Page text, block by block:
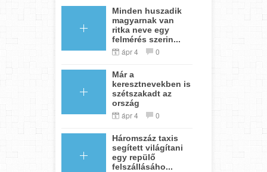
Minden huszadik
magyarnak van
ritka neve egy
felmérés szerin...
ápr 4 0
Már a
keresztnevekben is
szétszakadt az
ország
ápr 4 0
Háromszáz taxis
segített világítani
egy repülő
felszállásáho...